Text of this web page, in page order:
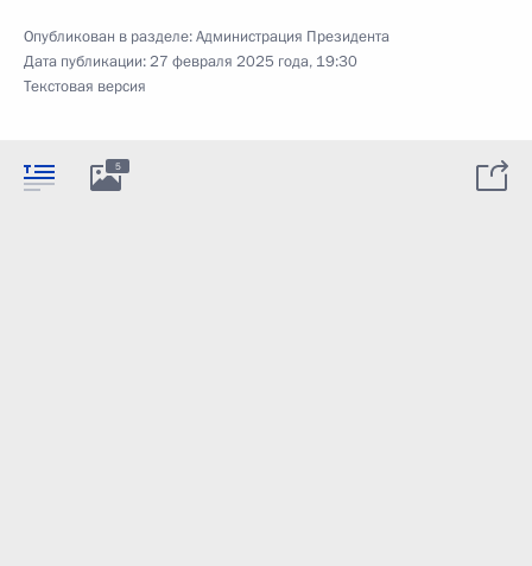
Опубликован в разделе:Администрация Президента
Дата публикации:27 февраля 2025 года, 19:30
Текстовая версия
5